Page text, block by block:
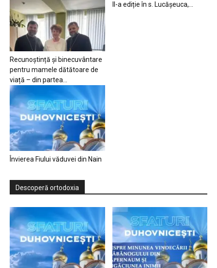
Recunoștință și binecuvântare
pentru mamele dătătoare de
viață – din partea...
II-a ediție în s. Lucășeuca,...
Învierea Fiului văduvei din Nain
Descoperă ortodoxia